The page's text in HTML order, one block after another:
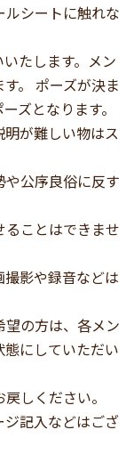
ルシートに触れな
たします。メン
。 ポーズが決ま
ズとなります。
が難しい物はス
や公序良俗に反す
ることはできませ
撮影や録音などは
望の方は、各メン
にしていただい
しください。
ジ記入などはござ